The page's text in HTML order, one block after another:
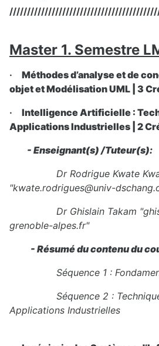
Master 1. Semestre
· Méthodes d’analyse et de
objet et Modélisation UML | 3
· Intelligence Artificielle :
Applications Industrielles | 2
- Enseignant(s) /Tuteur(s):
Dr Rodrigue Kwate
"kwate.rodrigues@univ-
Dr Ghislain Takam
grenoble-alpes.fr"
- Résumé du contenu du
Séquence 1 :
Séquence 2 :
Applications Industrielles